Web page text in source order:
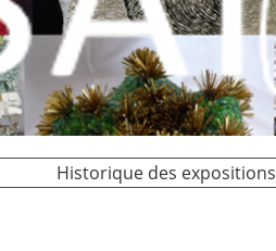
Historique des expositions